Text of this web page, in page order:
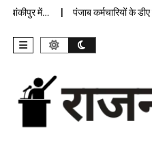
में… पंजाब कर्मचारियों के डीए